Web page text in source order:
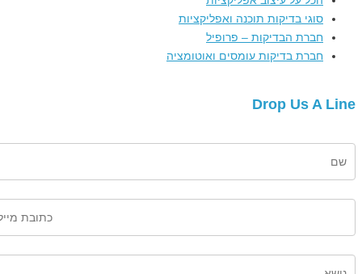
סוגי בדיקות תוכנה ואפליקציות
חברת הבדיקות – פרופיל
חברת בדיקות עומסים ואוטומציה
Drop Us A